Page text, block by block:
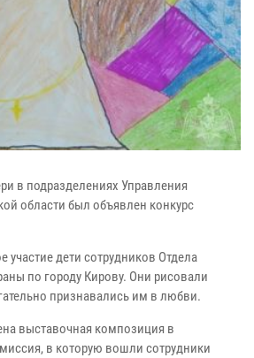
в подразделениях Управления
области был объявлен конкурс
участие дети сотрудников Отдела
по городу Кирову. Они рисовали
признавались им в любви.
выставочная композиция в
в которую вошли сотрудники